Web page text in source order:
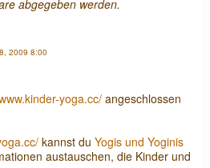
abgegeben werden.
2009 8:00
yoga.cc/angeschlossen
kannst du Yogis und Yoginis
austauschen, die Kinder und